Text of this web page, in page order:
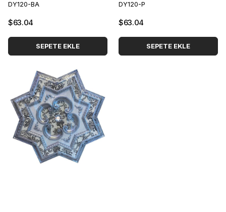
DY120-BA
$63.04
SEPETE EKLE
DY120-P
$63.04
SEPETE EKLE